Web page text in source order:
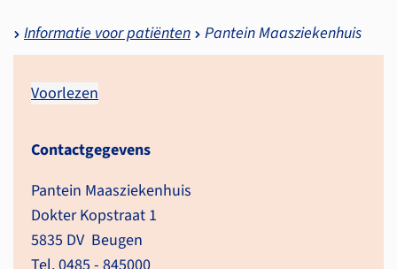
Informatie voor patiënten Pantein Maasziekenhuis
Voorlezen
Contactgegevens
Pantein Maasziekenhuis
Dokter Kopstraat 1
5835 DV Beugen